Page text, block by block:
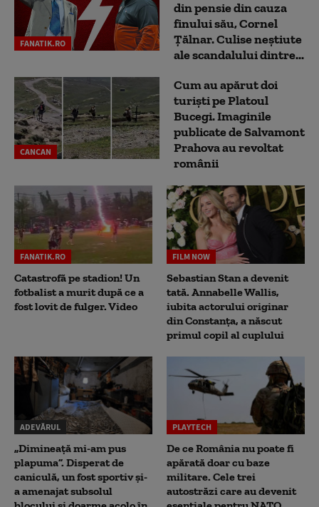
FANATIK.RO
din pensie din cauza
finului său, Cornel
Țălnar. Culise neștiute
ale scandalului dintre...
CANCAN
Cum au apărut doi
turiști pe Platoul
Bucegi. Imaginile
publicate de Salvamont
Prahova au revoltat
românii
FANATIK.RO
Catastrofă pe stadion! Un
fotbalist a murit după ce a
fost lovit de fulger. Video
FILM NOW
Sebastian Stan a devenit
tată. Annabelle Wallis,
iubita actorului originar
din Constanța, a născut
primul copil al cuplului
ADEVĂRUL
„Dimineață mi-am pus
plapuma”. Disperat de
caniculă, un fost sportiv și-
a amenajat subsolul
PLAYTECH
De ce România nu poate fi
apărată doar cu baze
militare. Cele trei
autostrăzi care au devenit